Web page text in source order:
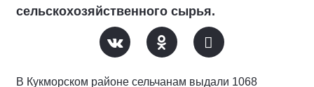
сельскохозяйственного сырья.
В Кукморском районе сельчанам выдали 1068